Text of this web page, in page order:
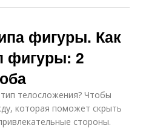
фигуры. Как
фигуры: 2
телосложения? Чтобы
которая поможет скрыть
стороны.